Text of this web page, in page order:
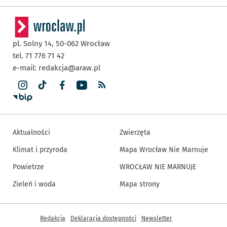
pl. Solny 14, 50-062 Wrocław
tel. 71 776 71 42
e-mail: redakcja@araw.pl
Aktualności
Klimat i przyroda
Powietrze
Zieleń i woda
Zwierzęta
Mapa Wrocław Nie Marnuje
WROCŁAW NIE MARNUJE
Mapa strony
Inne informacje
Redakcja Deklaracja dostępności Newsletter